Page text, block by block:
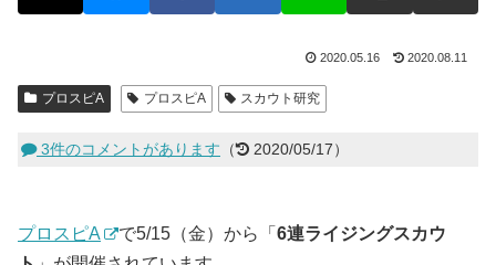
2020.05.16 2020.08.11
プロスピA プロスピA スカウト研究
3件のコメントがあります （ 2020/05/17）
プロスピA で5/15（金）から「 6連ライジングスカウ